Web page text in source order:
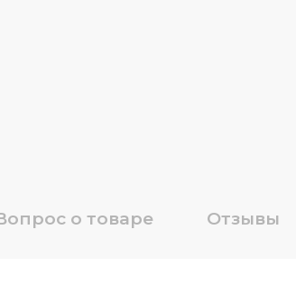
о товаре Отзывы